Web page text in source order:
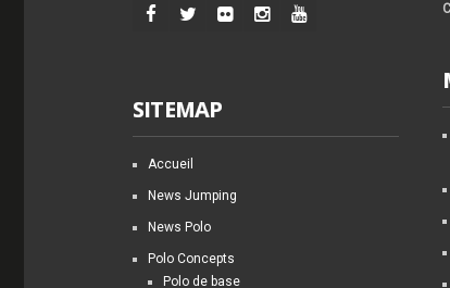
SITEMAP
Accueil
News Jumping
News Polo
Polo Concepts
Polo de base